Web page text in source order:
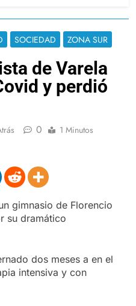
SOCIEDAD ZONA SUR
de Varela
y perdió
0 1 Minutos
gimnasio de Florencio
su dramático
dos meses a en el
intensiva y con